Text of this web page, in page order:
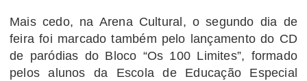
Mais cedo, na Arena Cultural, o segundo dia de
feira foi marcado também pelo lançamento do CD
de paródias do Bloco “Os 100 Limites”, formado
pelos alunos da Escola de Educação Especial